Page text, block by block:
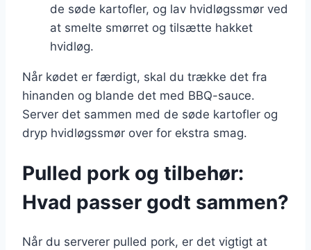
de søde kartofler, og lav hvidløgssmør ved
at smelte smørret og tilsætte hakket
hvidløg.
Når kødet er færdigt, skal du trække det fra
hinanden og blande det med BBQ-sauce.
Server det sammen med de søde kartofler og
dryp hvidløgssmør over for ekstra smag.
Pulled pork og tilbehør:
Hvad passer godt sammen?
Når du serverer pulled pork, er det vigtigt at